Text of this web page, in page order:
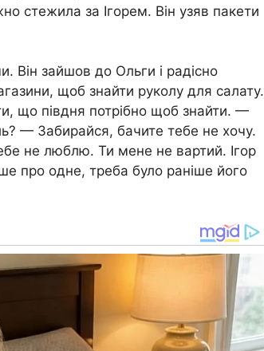
стежила за Ігорем. Він узяв пакети
Він зайшов до Ольги і радісно
щоб знайти руколу для салату.
що півдня потрібно щоб знайти. —
— Забирайся, бачите тебе не хочу.
не люблю. Ти мене не вартий. Ігор
про одне, треба було раніше його